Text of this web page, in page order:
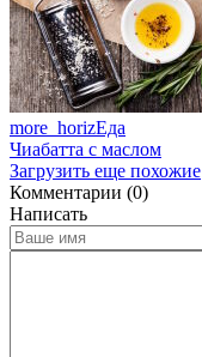
more_horizЕда
Чиабатта с маслом
Загрузить еще похожие
Комментарии (0)
Написать